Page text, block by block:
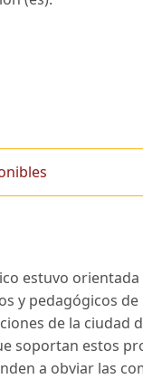
estuvo orientada
y pedagógicos
de la ciudad
soportan estos
a obviar las